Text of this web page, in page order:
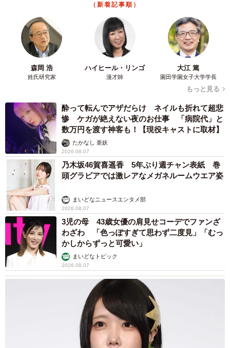
（新着記事順）
森岡 浩
姓氏研究家
ハイヒール・リンゴ
漫才師
大江 篤
園田学園女子大学学長
もっと見る
酔って転んでアザだらけ ネイルも折れて超悲
惨 ケガが絶えない夜のお仕事 「病院代」と
数万円を渡す神客も！【現役キャストに取材】
たかなし 亜妖
2026.08.07
乃木坂46賀喜遥香 5年ぶり週チャン表紙 巻
頭グラビアでは激レアなメガネルームウエア姿
まいどなニュースエンタメ部
2026.08.07
3児の母 43歳女優の肩見せコーデでファンざ
わざわ 「色っぽすぎて思わず二度見」「むっ
かしからずっと可愛い」
まいどなトピック
2026.08.07